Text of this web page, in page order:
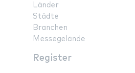
Länder
Städte
Branchen
Messegelände
Register